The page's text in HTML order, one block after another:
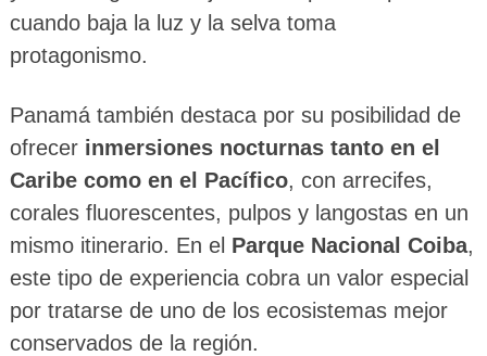
cuando baja la luz y la selva toma
protagonismo.
Panamá también destaca por su posibilidad de
ofrecer inmersiones nocturnas tanto en el
Caribe como en el Pacífico, con arrecifes,
corales fluorescentes, pulpos y langostas en un
mismo itinerario. En el Parque Nacional Coiba,
este tipo de experiencia cobra un valor especial
por tratarse de uno de los ecosistemas mejor
conservados de la región.